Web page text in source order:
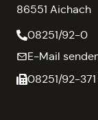
86551 Aichach
08251/92-0
E-Mail
08251/92-371